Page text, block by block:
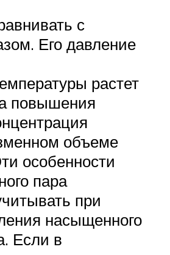
с
Его давление
растет
повышения
объеме
особенности
пара
при
насыщенного
Если в